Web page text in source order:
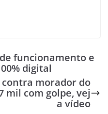
funcionamento e
digital
morador do
mil com golpe, vej
a vídeo